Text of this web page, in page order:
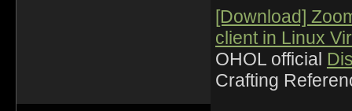
[Download]
client in Linux
OHOL official
Crafting